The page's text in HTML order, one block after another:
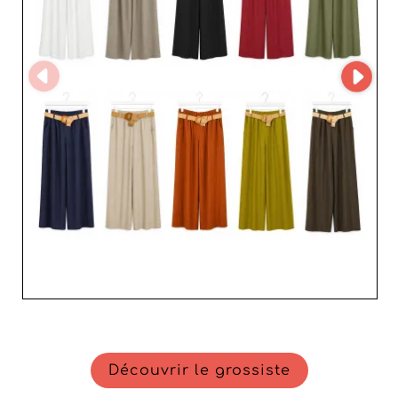
Découvrir le grossiste